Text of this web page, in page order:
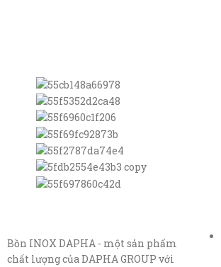
Bồn INOX DAPHA - một sản phẩm
chất lượng của DAPHA GROUP với